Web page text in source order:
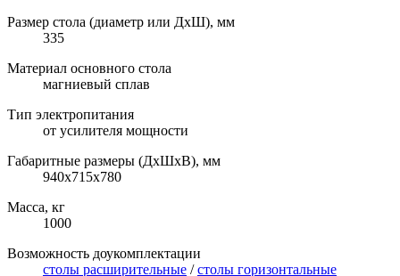
Размер стола (диаметр или ДхШ), мм
335
Материал основного стола
магниевый сплав
Тип электропитания
от усилителя мощности
Габаритные размеры (ДхШхВ), мм
940x715x780
Масса, кг
1000
Возможность доукомплектации
столы расширительные /столы горизонтальные